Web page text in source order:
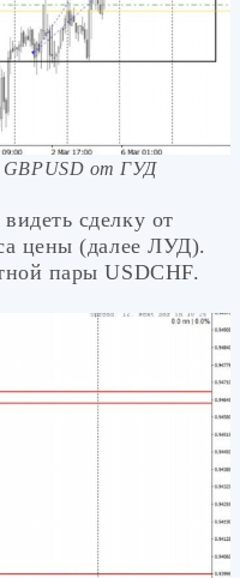
GBPUSD от ГУД
сделку от
цены (далее ЛУД).
пары USDСHF.